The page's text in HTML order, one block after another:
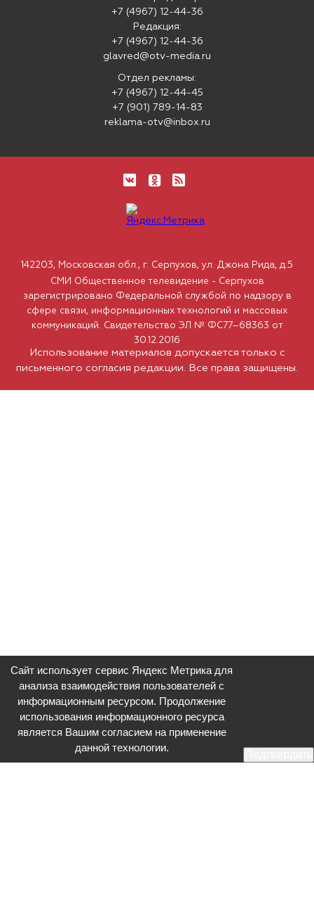
+7 (4967) 12-44-36
Редакция:
+7 (4967) 12-44-36
glavred@otv-media.ru
Отдел рекламы:
+7 (4967) 12-44-45
+7 (901) 789-14-83
reklama-otv@inbox.ru
Использование материалов допускается только с
письменного согласия редакции. Все права защищены.
142203, Московская обл., г. Серпухов, ул. Джона Рида, д.5
СМИ Общественное телевидение - Серпухов
зарегистрировано Федеральной службой по надзору в
сфере связи, информационных технологий и массовых
коммуникаций. Свидетельство ЭЛ № ФС77–68363 от
30.12.2016
Сайт использует сервис Яндекс Метрика для
анализа взаимодействия пользователей с
информационным ресурсом. Продолжение
использования информационного ресурса
является Вашим согласием на применение
данной технологии.